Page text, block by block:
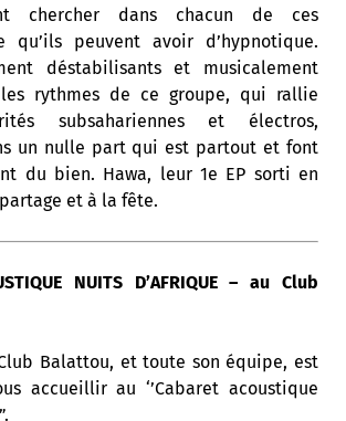
chercher dans chacun de ces
qu’ils peuvent avoir d’hypnotique.
déstabilisants et musicalement
les rythmes de ce groupe, qui rallie
subsahariennes et électros,
un nulle part qui est partout et font
du bien. Hawa, leur 1e EP sorti en
et à la fête.
NUITS D’AFRIQUE – au Club
Balattou, et toute son équipe, est
accueillir au ‘’Cabaret acoustique